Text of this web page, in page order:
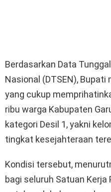
Berdasarkan Data
Nasional (DTSEN),
yang cukup
ribu warga Kabupaten
kategori Desil 1, yakni
tingkat kesejahteraan
Kondisi tersebut,
bagi seluruh Satuan Kerja